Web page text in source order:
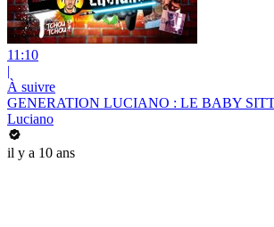
11:10
|
À suivre
GENERATION LUCIANO : LE BABY
Luciano
il y a 10 ans